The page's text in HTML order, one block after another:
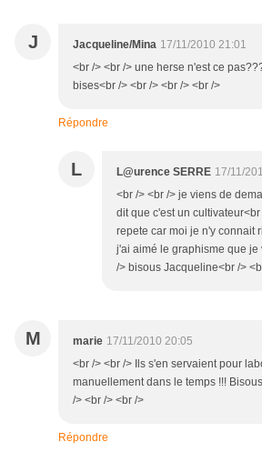
J Jacqueline/Mina 17/11/2010 21:01
<br /> <br /> une herse n'est ce
bises<br /> <br /> <br /> <br />
Répondre
L L@urence SERRE 17/11/
<br /> <br /> je viens de
dit que c'est un cultivateur<br
repete car moi je n'y connait
j'ai aimé le graphisme que je
/> bisous Jacqueline<br />
M marie 17/11/2010 20:05
<br /> <br /> Ils s'en servaient pour
manuellement dans le temps !!!
/> <br /> <br />
Répondre